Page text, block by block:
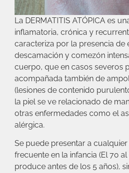
La DERMATITIS ATÓPICA es
inflamatoria, crónica y
caracteriza por la presencia de
descamación y comezón
cuerpo, que en casos severos
acompañada también de
(lesiones de contenido
la piel se ve relacionado de
otras enfermedades como el
alérgica.
Se puede presentar a
frecuente en la infancia (El 70
produce antes de los 5 años),